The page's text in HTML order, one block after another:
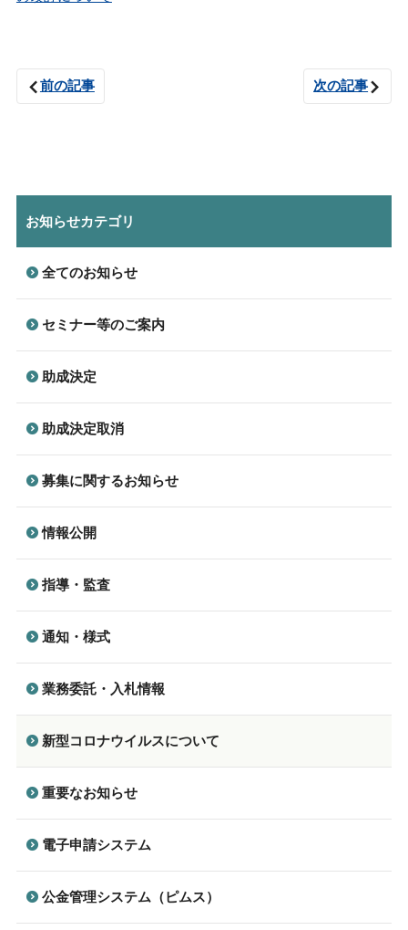
前の記事 次の記事
お知らせカテゴリ
全てのお知らせ
セミナー等のご案内
助成決定
助成決定取消
募集に関するお知らせ
情報公開
指導・監査
通知・様式
業務委託・入札情報
新型コロナウイルスについて
重要なお知らせ
電子申請システム
公金管理システム（ピムス）